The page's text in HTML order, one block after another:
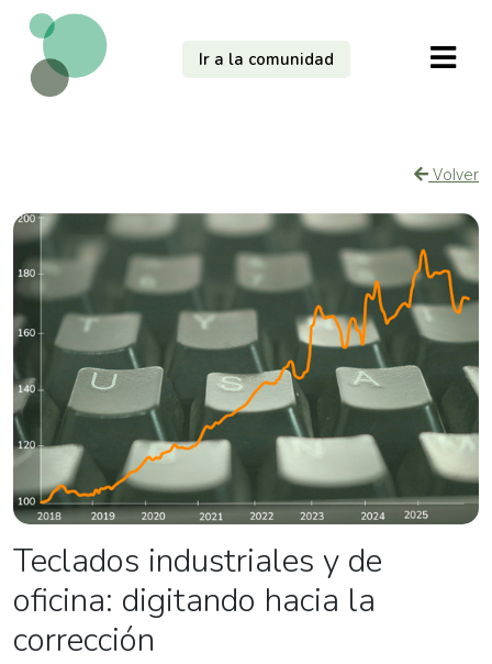
Ir a la comunidad
Volver
Teclados industriales y de
oficina: digitando hacia la
corrección